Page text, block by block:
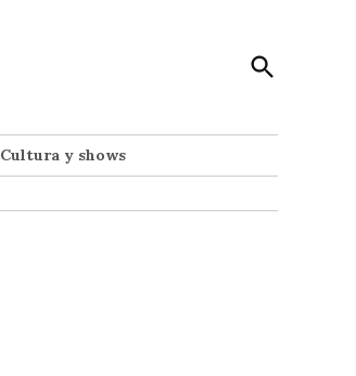
Open
Search
Cultura y shows